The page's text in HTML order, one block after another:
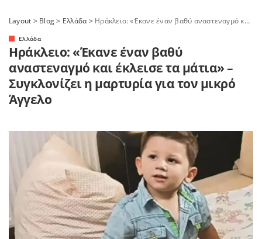
Layout > Blog> Ελλάδα> Ηράκλειο: «Έκανε έναν βαθύ αναστεναγμό και έκλεισε τα μάτια» – Συγκλονίζει η μαρτυρία για τον μικρό Άγγελο
Ελλάδα
Ηράκλειο: «Έκανε έναν βαθύ
αναστεναγμό και έκλεισε τα μάτια» –
Συγκλονίζει η μαρτυρία για τον μικρό
Άγγελο